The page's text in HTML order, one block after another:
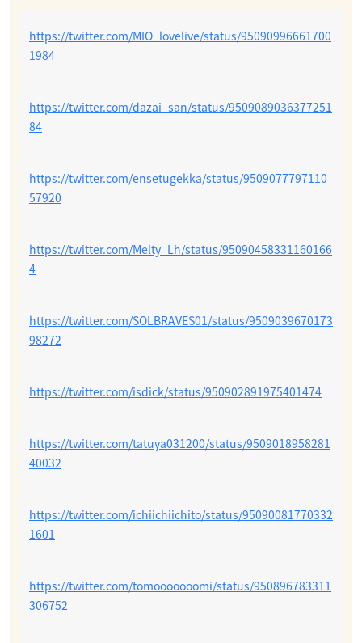
https://twitter.com/MIO_lovelive/status/95090996661700
1984
https://twitter.com/dazai_san/status/9509089036377251
84
https://twitter.com/ensetugekka/status/9509077797110
57920
https://twitter.com/Melty_Lh/status/95090458331160166
4
https://twitter.com/SOLBRAVES01/status/9509039670173
98272
https://twitter.com/isdick/status/950902891975401474
https://twitter.com/tatuya031200/status/9509018958281
40032
https://twitter.com/ichiichiichito/status/95090081770332
1601
https://twitter.com/tomooooooomi/status/950896783311
306752